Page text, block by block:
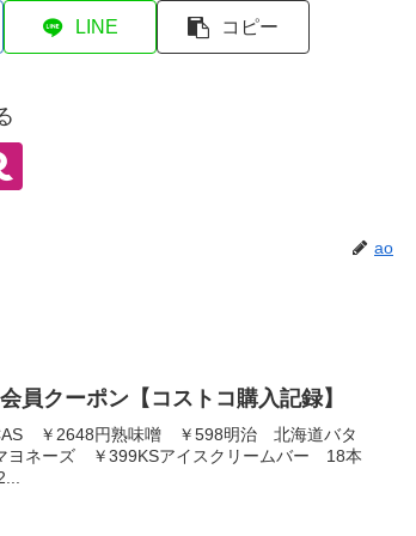
LINE コピー
ao
員クーポン【コストコ購入記録】
￥2648円熟味噌 ￥598明治 北海道バタ
ネーズ ￥399KSアイスクリームバー 18本